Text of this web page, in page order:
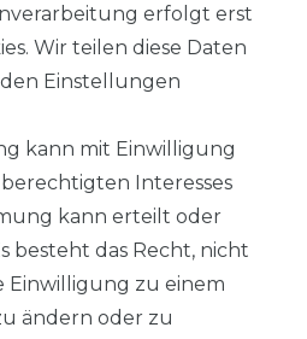
UVP 49,99 €
€ *
erfolgt erst
Wir teilen diese Daten
Einstellungen
kann mit Einwilligung
Interesses
kann erteilt oder
besteht das Recht, nicht
Einwilligung zu einem
ändern oder zu